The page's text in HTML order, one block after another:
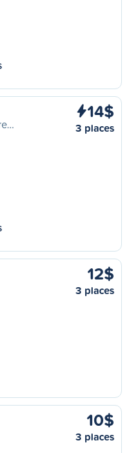
14$
3 places
12$
3 places
10$
3 places